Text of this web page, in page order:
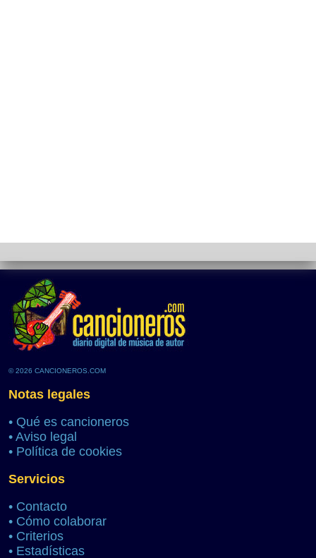
© 2026 CANCIONEROS.COM
Notas legales
• Qué es cancioneros
• Aviso legal
• Política de cookies
Servicios
• Contacto
• Cómo colaborar
• Criterios
• Estadísticas